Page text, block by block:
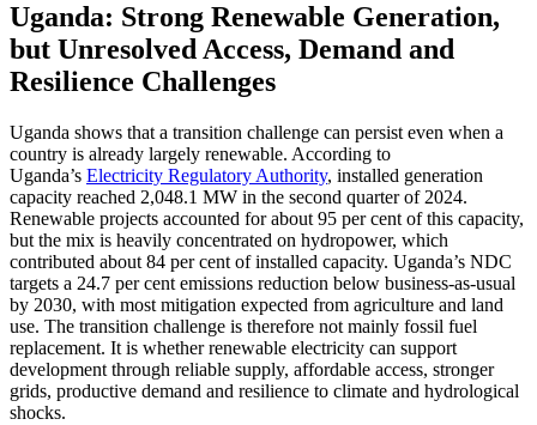
Uganda: Strong Renewable Generation,
but Unresolved Access, Demand and
Resilience Challenges
Uganda shows that a transition challenge can persist even when a
country is already largely renewable. According to
Uganda’s Electricity Regulatory Authority, installed generation
capacity reached 2,048.1 MW in the second quarter of 2024.
Renewable projects accounted for about 95 per cent of this capacity,
but the mix is heavily concentrated on hydropower, which
contributed about 84 per cent of installed capacity. Uganda’s NDC
targets a 24.7 per cent emissions reduction below business-as-usual
by 2030, with most mitigation expected from agriculture and land
use. The transition challenge is therefore not mainly fossil fuel
replacement. It is whether renewable electricity can support
development through reliable supply, affordable access, stronger
grids, productive demand and resilience to climate and hydrological
shocks.